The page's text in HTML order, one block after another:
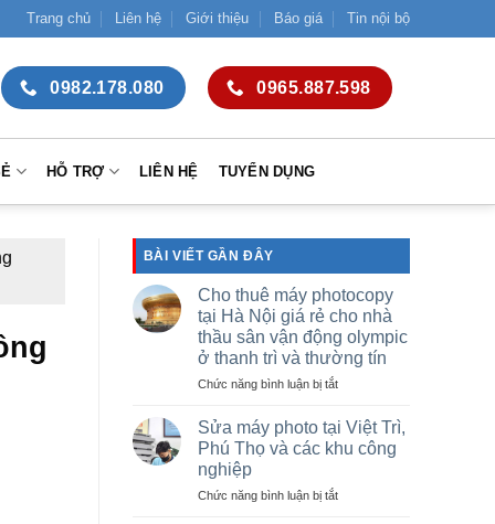
Trang chủ Liên hệ Giới thiệu Báo giá Tin nội bộ
0982.178.080 0965.887.598
HỖ TRỢ LIÊN HỆ TUYỂN DỤNG
BÀI VIẾT GẦN ĐÂY
Cho thuê máy photocopy
tại Hà Nội giá rẻ cho nhà
thầu sân vận động olympic
ở thanh trì và thường tín
Chức năng bình luận bị tắtở
thuê
máy
photocopy
Hà
Sửa máy photo tại Việt Trì,
Phú Thọ và các khu công
nghiệp
Chức năng bình luận bị tắtở